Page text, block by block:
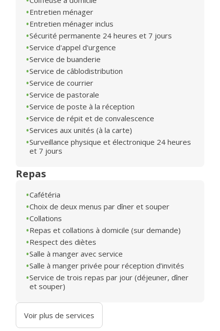
Entretien ménager
Entretien ménager inclus
Sécurité permanente 24 heures et 7 jours
Service d'appel d'urgence
Service de buanderie
Service de câblodistribution
Service de courrier
Service de pastorale
Service de poste à la réception
Service de répit et de convalescence
Services aux unités (à la carte)
Surveillance physique et électronique 24 heures
et 7 jours
Repas
Cafétéria
Choix de deux menus par dîner et souper
Collations
Repas et collations à domicile (sur demande)
Respect des diètes
Salle à manger avec service
Salle à manger privée pour réception d’invités
Service de trois repas par jour (déjeuner, dîner
et souper)
Voir plus de services